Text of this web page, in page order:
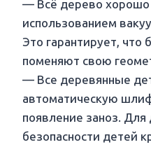
— Всё дерево хорошо
использованием
Это гарантирует, что
поменяют свою
— Все деревянные
автоматическую
появление заноз.
безопасности детей